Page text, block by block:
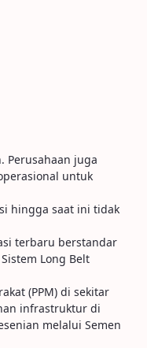
Perusahaan juga
untuk
hingga saat ini tidak
terbaru berstandar
Long Belt
(PPM) di sekitar
infrastruktur di
melalui Semen